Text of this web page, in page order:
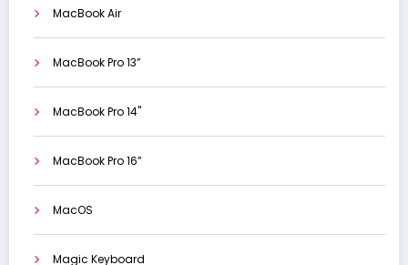
MacBook Air
MacBook Pro 13”
MacBook Pro 14"
MacBook Pro 16”
MacOS
Magic Keyboard